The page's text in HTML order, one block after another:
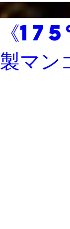
《
製マン